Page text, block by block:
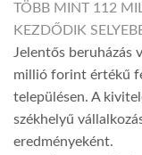
TÖBB MINT 112
KEZDŐDIK
Jelentős beruházás
millió forint értékű
településen. A
székhelyű
eredményeként.